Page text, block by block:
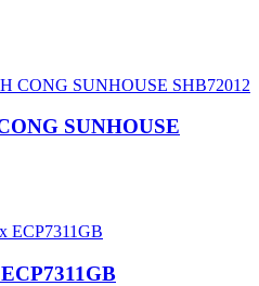
SUNHOUSE